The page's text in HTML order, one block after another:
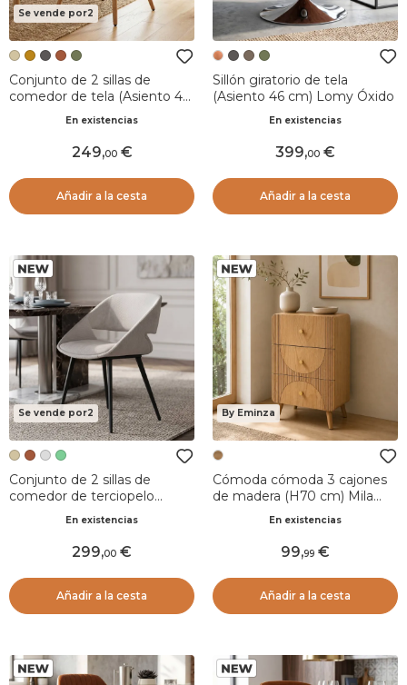
Se vende por2
Conjunto de 2 sillas de
comedor de tela (Asiento 47
En existencias
249,00
Añadir a la cesta
Sillón giratorio de tela
(Asiento 46 cm) Lomy Óxido
En existencias
399,00
Añadir a la cesta
Se vende por2
Conjunto de 2 sillas de
comedor de terciopelo
Orka MarfilEn existencias
299,00
Añadir a la cesta
By Eminza
Cómoda cómoda 3 cajones
de madera (H70 cm) Mila
En existencias
99,99
Añadir a la cesta